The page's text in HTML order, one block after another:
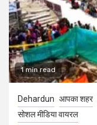
1 min read
Dehardun आपका शहर
सोशल मीडिया वायरल